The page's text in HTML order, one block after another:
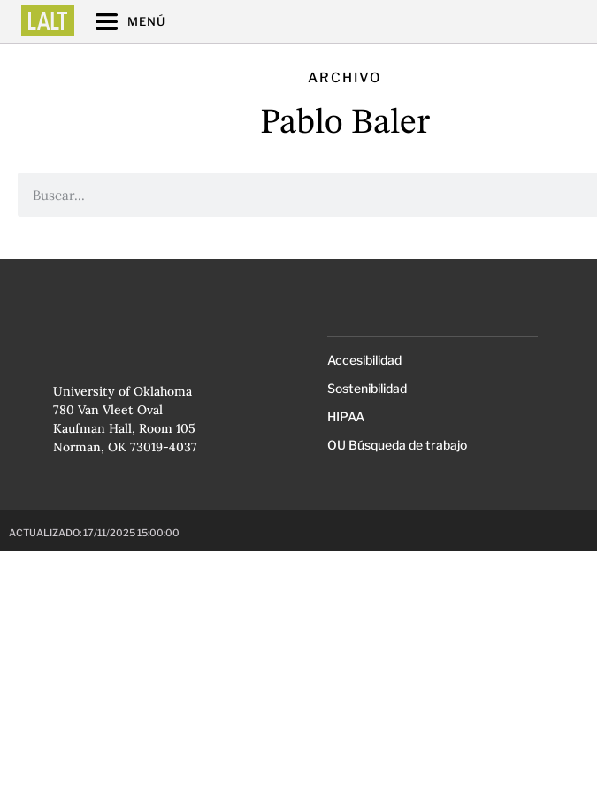
MENÚ
ARCHIVO
Pablo Baler
University of Oklahoma
780 Van Vleet Oval
Kaufman Hall, Room 105
Norman, OK 73019-4037
Accesibilidad
Sostenibilidad
HIPAA
OU Búsqueda de trabajo
ACTUALIZADO: 17/11/2025 15:00:00